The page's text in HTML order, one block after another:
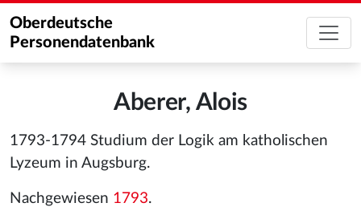
Oberdeutsche
Personendatenbank
Aberer, Alois
1793-1794 Studium der Logik am katholischen
Lyzeum in Augsburg.
Nachgewiesen 1793.